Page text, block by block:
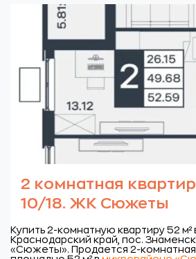
2 комнатная
10/18. ЖК Сюжеты
Купить 2-комнатную квартиру 52
Краснодарский край, пос.
«Сюжеты». Продается 2-